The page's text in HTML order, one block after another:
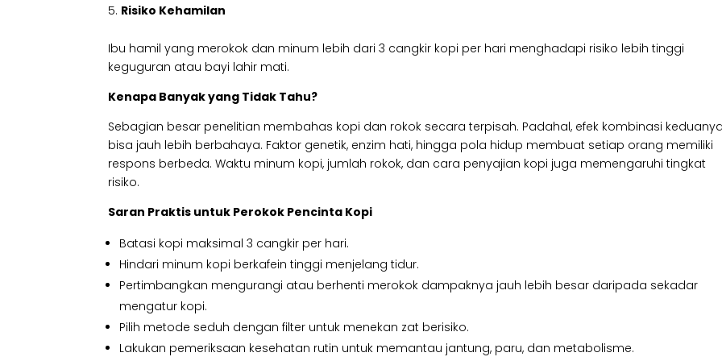
Risiko Kehamilan
Ibu hamil yang merokok dan minum lebih dari 3 cangkir kopi per hari menghadapi risiko lebih tinggi
keguguran atau bayi lahir mati.
Kenapa Banyak yang Tidak Tahu?
Sebagian besar penelitian membahas kopi dan rokok secara terpisah. Padahal, efek kombinasi
bisa jauh lebih berbahaya. Faktor genetik, enzim hati, hingga pola hidup membuat setiap orang memiliki
respons berbeda. Waktu minum kopi, jumlah rokok, dan cara penyajian kopi juga memengaruhi tingkat
risiko.
Saran Praktis untuk Perokok Pencinta Kopi
Batasi kopi maksimal 3 cangkir per hari.
Hindari minum kopi berkafein tinggi menjelang tidur.
Pertimbangkan mengurangi atau berhenti merokok dampaknya jauh lebih besar daripada sekadar
mengatur kopi.
Pilih metode seduh dengan filter untuk menekan zat berisiko.
Lakukan pemeriksaan kesehatan rutin untuk memantau jantung, paru, dan metabolisme.